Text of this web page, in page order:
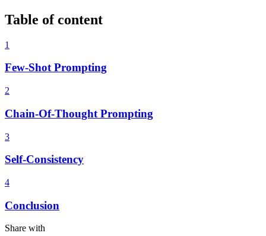
Table of content
1
Few-Shot Prompting
2
Chain-Of-Thought Prompting
3
Self-Consistency
4
Conclusion
Share with